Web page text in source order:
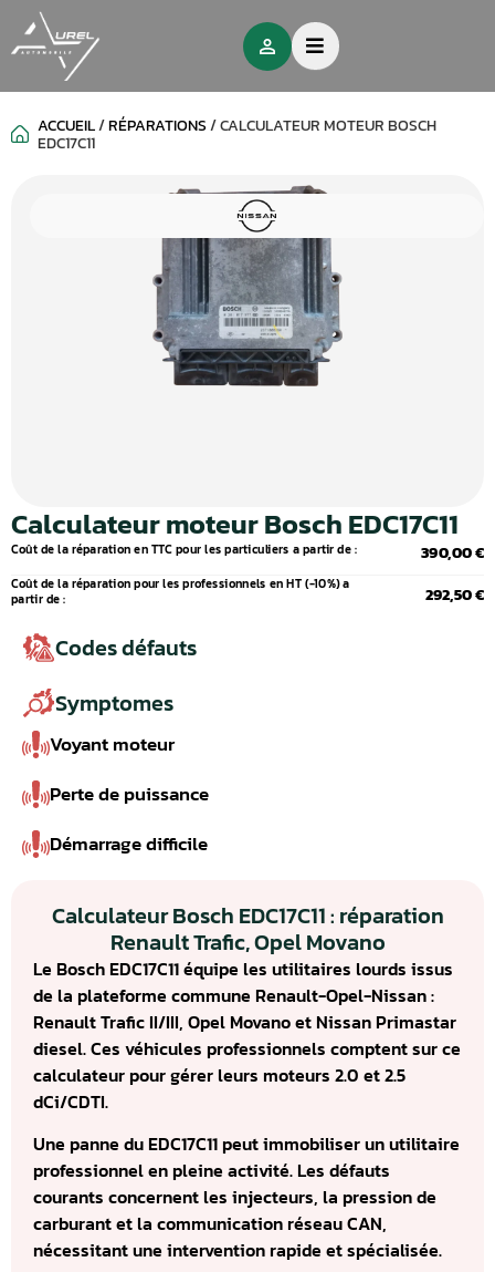
ACCUEIL/RÉPARATIONS/CALCULATEUR MOTEUR BOSCH
EDC17C11
Calculateur moteur Bosch EDC17C11
Coût de la réparation en TTC pour les particuliers a partir de : 390,00 €
Coût de la réparation pour les professionnels en HT (-10%) a
partir de :
292,50 €
Codes défauts
Symptomes
Voyant moteur
Perte de puissance
Démarrage difficile
Calculateur Bosch EDC17C11 : réparation
Renault Trafic, Opel Movano
Le Bosch EDC17C11 équipe les utilitaires lourds issus
de la plateforme commune Renault-Opel-Nissan :
Renault Trafic II/III, Opel Movano et Nissan Primastar
diesel. Ces véhicules professionnels comptent sur ce
calculateur pour gérer leurs moteurs 2.0 et 2.5
dCi/CDTI.
Une panne du EDC17C11 peut immobiliser un utilitaire
professionnel en pleine activité. Les défauts
courants concernent les injecteurs, la pression de
carburant et la communication réseau CAN,
nécessitant une intervention rapide et spécialisée.